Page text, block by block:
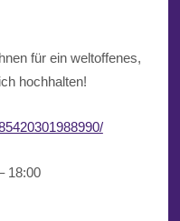
für ein weltoffenes,
hochhalten!
18:00